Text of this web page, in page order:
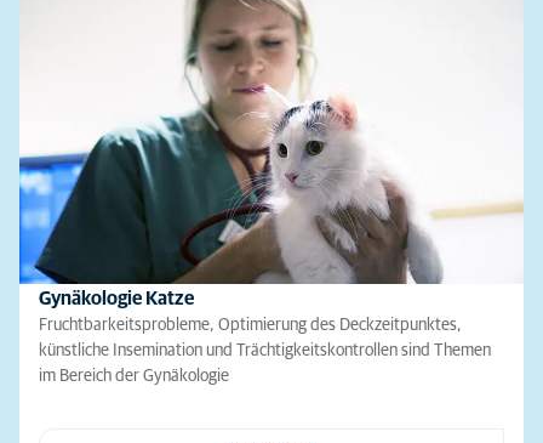
Gynäkologie Katze
Fruchtbarkeitsprobleme, Optimierung des Deckzeitpunktes,
künstliche Insemination und Trächtigkeitskontrollen sind Themen
im Bereich der Gynäkologie